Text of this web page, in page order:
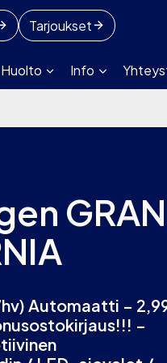
Tarjoukset
Huolto Info
Automaatti –
–